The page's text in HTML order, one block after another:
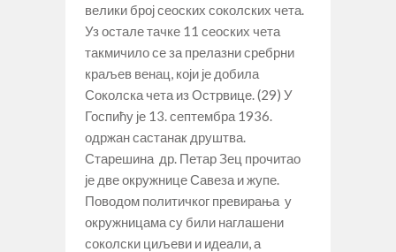
велики број сеоских соколских чета.
Уз остале тачке 11 сеоских чета
такмичило се за прелазни сребрни
краљев венац, који је добила
Соколска чета из Острвице. (29) У
Госпићу је 13. септембра 1936.
одржан састанак друштва.
Старешина др. Петар Зец прочитао
је две окружнице Савеза и жупе.
Поводом политичког превирања у
окружницама су били наглашени
соколски циљеви и идеали, а